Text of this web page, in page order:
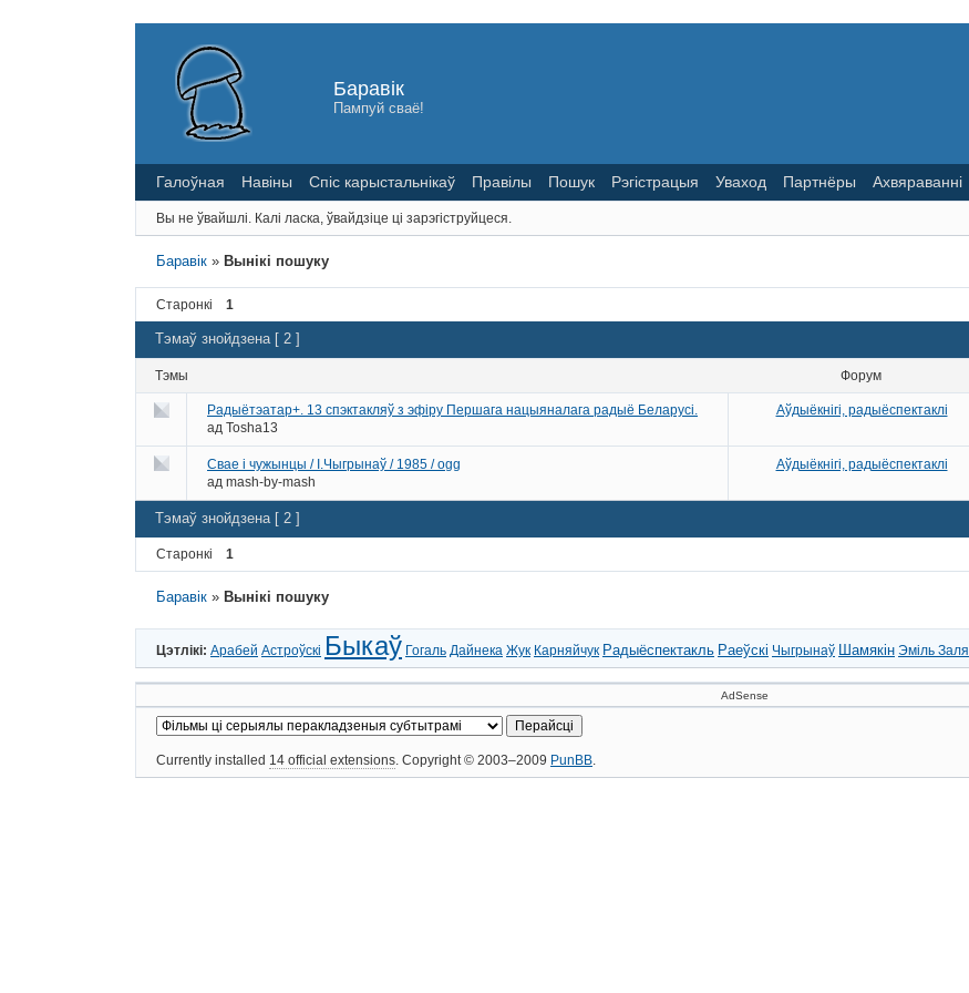
Баравік
Пампуй сваё!
Галоўная Навіны Спіс карыстальнікаў Правілы Пошук Рэгістрацыя Уваход Партнёры Ахвяраванні
Вы не ўвайшлі. Калі ласка, ўвайдзіце ці зарэгіструйцеся.
Баравік » Вынікі пошуку
Старонкі 1
Тэмаў знойдзена [ 2 ]
Тэмы Форум
Радыётэатар+. 13 спэктакляў з эфіру Першага нацыяналага радыё Беларусі.
ад Tosha13
Аўдыёкнігі, радыёспектаклі
Свае і чужынцы / І.Чыгрынаў / 1985 / ogg
ад mash-by-mash
Аўдыёкнігі, радыёспектаклі
Тэмаў знойдзена [ 2 ]
Старонкі 1
Баравік » Вынікі пошуку
Цэтлікі: Арабей Астроўскі Быкаў Гогаль Дайнека Жук Карняйчук Радыёспектакль Раеўскі Чыгрынаў Шамякін Эміль Заля
AdSense
Currently installed 14 official extensions. Copyright © 2003–2009 PunBB.